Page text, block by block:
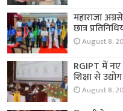
महाराजा
छात्र
August 8,
RGIPT में नए
शिक्षा से
August 8,